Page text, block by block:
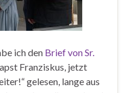
ich den Brief von Sr.
Franziskus, jetzt
gelesen, lange aus